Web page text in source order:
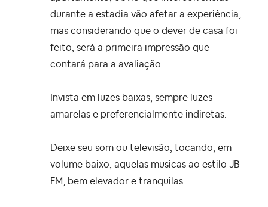
durante a estadia vão afetar a experiência,
mas considerando que o dever de casa foi
feito, será a primeira impressão que
contará para a avaliação.
Invista em luzes baixas, sempre luzes
amarelas e preferencialmente indiretas.
Deixe seu som ou televisão, tocando, em
volume baixo, aquelas musicas ao estilo JB
FM, bem elevador e tranquilas.